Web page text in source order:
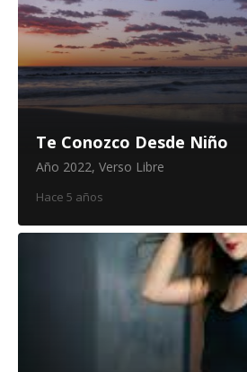
Te Conozco Desde Niño
Año 2022, Verso Libre
Hace 5 años